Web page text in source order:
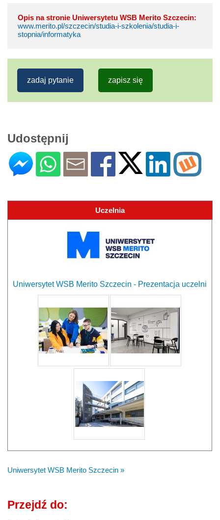
Opis na stronie Uniwersytetu WSB Merito Szczecin:
www.merito.pl/szczecin/studia-i-szkolenia/studia-i-
stopnia/informatyka
zadaj pytanie zapisz się
Udostępnij
Uczelnia
Uniwersytet WSB Merito Szczecin - Prezentacja uczelni
Uniwersytet WSB Merito Szczecin »
Przejdź do: